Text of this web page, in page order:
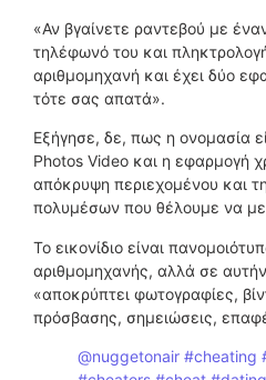
«Αν βγαίνετε ραντεβού με
τηλέφωνό του και
αριθμομηχανή και έχει δύο
τότε σας απατά».
Εξήγησε, δε, πως η ονομασία
Photos Video και η εφαρμογή
απόκρυψη περιεχομένου και
πολυμέσων που θέλουμε να
Το εικονίδιο είναι
αριθμομηχανής, αλλά σε
«αποκρύπτει φωτογραφίες,
πρόσβασης, σημειώσεις,
@nuggetonair #cheating